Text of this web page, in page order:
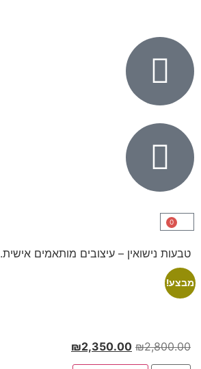
0
טבעות נישואין – עיצובים מותאמים אישית.
מבצע!
₪2,800.00
₪2,350.00